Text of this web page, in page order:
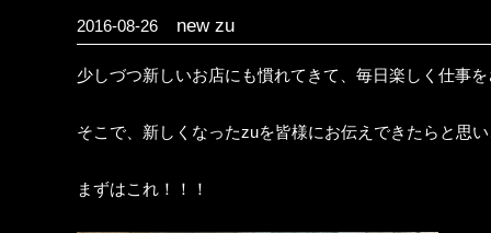
2016-08-26 new zu
少しづつ新しいお店にも慣れてきて、毎日楽しく仕事
そこで、新しくなったzuを皆様にお伝えできたらと思
まずはこれ！！！